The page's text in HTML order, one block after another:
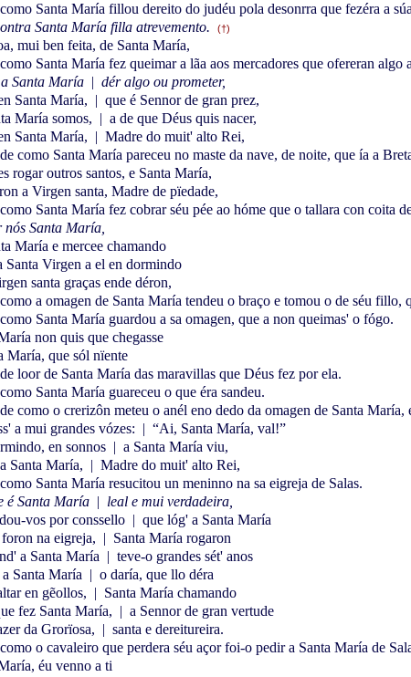
Santa María fillou dereito do judéu pola desonrra que fezéra a
Santa María filla atrevemento. (†)
mui ben feita, de Santa María,
Santa María fez queimar a lãa aos mercadores que ofereran algo
Santa María | dér algo ou prometer,
Santa María, | que é Sennor de gran prez,
María somos, | a de que Déus quis nacer,
Santa María, | Madre do muit' alto Rei,
como Santa María pareceu no maste da nave, de noite, que ía a
rogar outros santos, e Santa María,
a Virgen santa, Madre de pïedade,
Santa María fez cobrar séu pée ao hóme que o tallara con coita
nós Santa María,
María e mercee chamando
Santa Virgen a el en dormindo
santa graças ende déron,
a omagen de Santa María tendeu o braço e tomou o de séu
Santa María guardou a sa omagen, que a non queimas' o fógo.
non quis que chegasse
María, que sól nïente
loor de Santa María das maravillas que Déus fez por ela.
Santa María guareceu o que éra sandeu.
como o crerizôn meteu o anél eno dedo da omagen de Santa
a mui grandes vózes: | “Ai, Santa María, val!”
en sonnos | a Santa María viu,
Santa María, | Madre do muit' alto Rei,
Santa María resucitou un meninno na sa eigreja de Salas.
é Santa María | leal e mui verdadeira,
vos por conssello | que lóg' a Santa María
na eigreja, | Santa María rogaron
a Santa María | teve-o grandes sét' anos
Santa María | o daría, que llo déra
en gẽollos, | Santa María chamando
fez Santa María, | a Sennor de gran vertude
da Grorïosa, | santa e dereitureira.
o cavaleiro que perdera séu açor foi-o pedir a Santa María de
éu venno a ti